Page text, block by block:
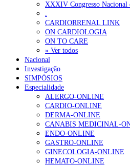
XXXIV Congresso Nacional
.
CARDIORRENAL LINK
ON CARDIOLOGIA
ON TO CARE
» Ver todos
Nacional
Investigação
SIMPÓSIOS
Especialidade
ALERGO-ONLINE
CARDIO-ONLINE
DERMA-ONLINE
CANABIS MEDICINAL-
ENDO-ONLINE
GASTRO-ONLINE
GINECOLOGIA-ONLINE
HEMATO-ONLINE